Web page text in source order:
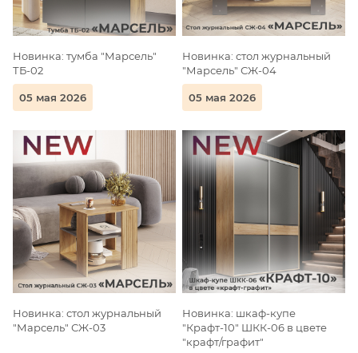
Новинка: тумба "Марсель"
ТБ-02
05 мая 2026
Новинка: стол журнальный
"Марсель" СЖ-04
05 мая 2026
Новинка: стол журнальный
"Марсель" СЖ-03
Новинка: шкаф-купе
"Крафт-10" ШКК-06 в цвете
"крафт/графит"